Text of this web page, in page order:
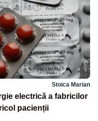
Stoica Marian
electrică a fabricilor
pacienții